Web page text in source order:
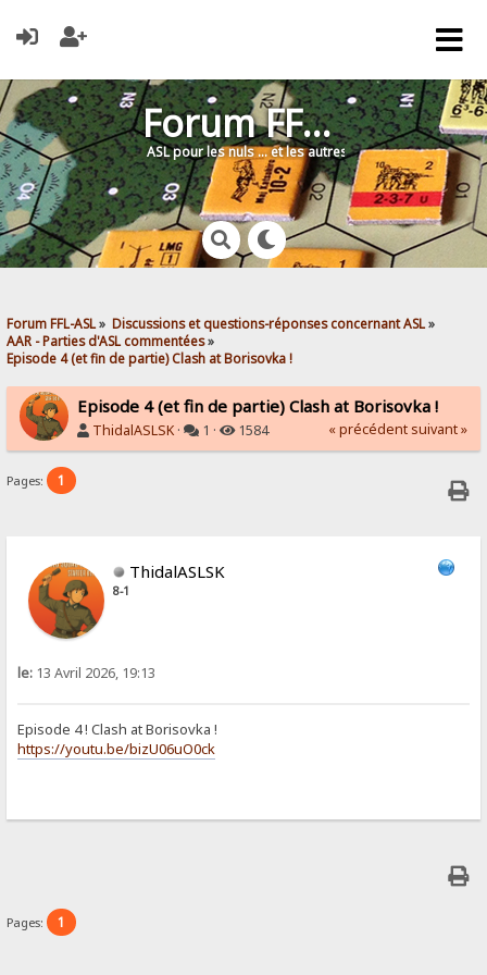
Forum FFL-ASL
ASL pour les nuls … et les autres !
Forum FFL-ASL» Discussions et questions-réponses concernant ASL»
AAR - Parties d'ASL commentées»
Episode 4 (et fin de partie) Clash at Borisovka !
Episode 4 (et fin de partie) Clash at Borisovka !
ThidalASLSK · 1 · 1584 « précédent suivant »
Pages: 1
ThidalASLSK
8-1
le: 13 Avril 2026, 19:13
Episode 4 ! Clash at Borisovka !
https://youtu.be/bizU06uO0ck
Pages: 1